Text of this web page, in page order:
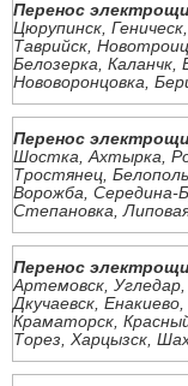
Перенос
Цюрупинск,
Таврийск,
Белозерка, Каланчк,
Нововоронцовка,
Перенос
Шостка, Ахтырка,
Тростянец,
Ворожба, Середина-
Степановка,
Перенос
Артемовск, Угледар,
Дкучаевск,
Краматорск,
Торез, Харцызск,